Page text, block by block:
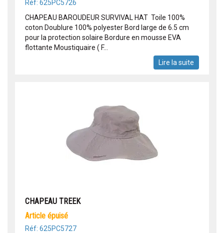
Réf: 625PC5726
CHAPEAU BAROUDEUR SURVIVAL HAT Toile 100%
coton Doublure 100% polyester Bord large de 6.5 cm
pour la protection solaire Bordure en mousse EVA
flottante Moustiquaire ( F...
Lire la suite
CHAPEAU TREEK
article épuisé
Réf: 625PC5727